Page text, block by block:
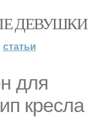
ДЕВУШКИ
статьи
для
кресла